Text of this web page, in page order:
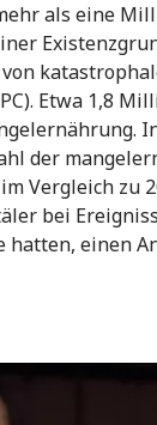
als eine
von
Etwa 1,8
der
Vergleich zu
bei
hatten, einen